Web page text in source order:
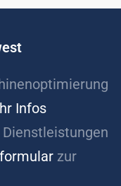
Infos
zur